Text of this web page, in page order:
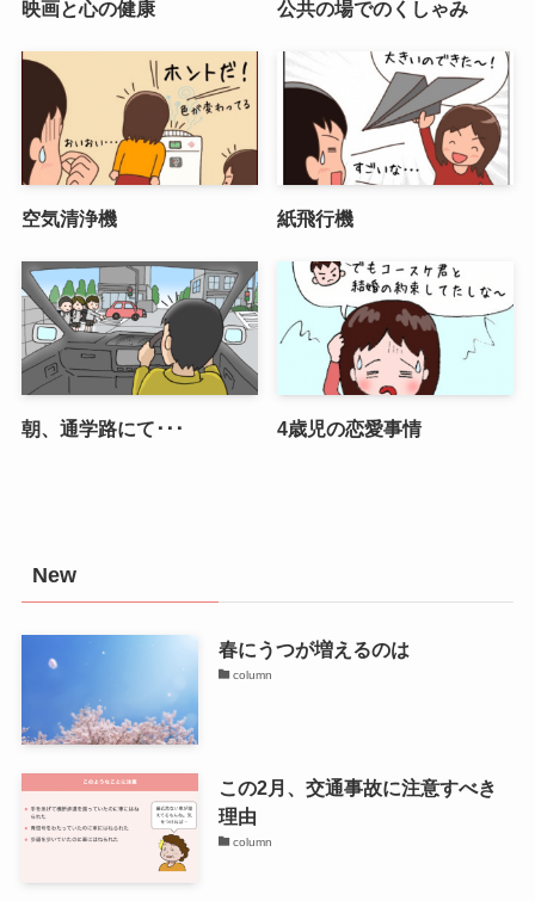
映画と心の健康 公共の場でのくしゃみ
空気清浄機 紙飛行機
朝、通学路にて･･･ 4歳児の恋愛事情
New
春にうつが増えるのは
column
この2月、交通事故に注意すべき
理由
column